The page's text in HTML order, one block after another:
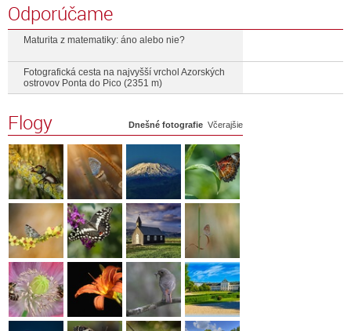
Odporúčame
Maturita z matematiky: áno alebo nie?
Fotografická cesta na najvyšší vrchol Azorských
ostrovov Ponta do Pico (2351 m)
Flogy Dnešné fotografie Včerajšie